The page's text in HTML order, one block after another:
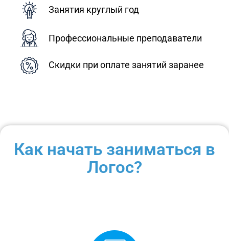
Занятия круглый год
Профессиональные преподаватели
Скидки при оплате занятий заранее
Как начать заниматься в
Логос?